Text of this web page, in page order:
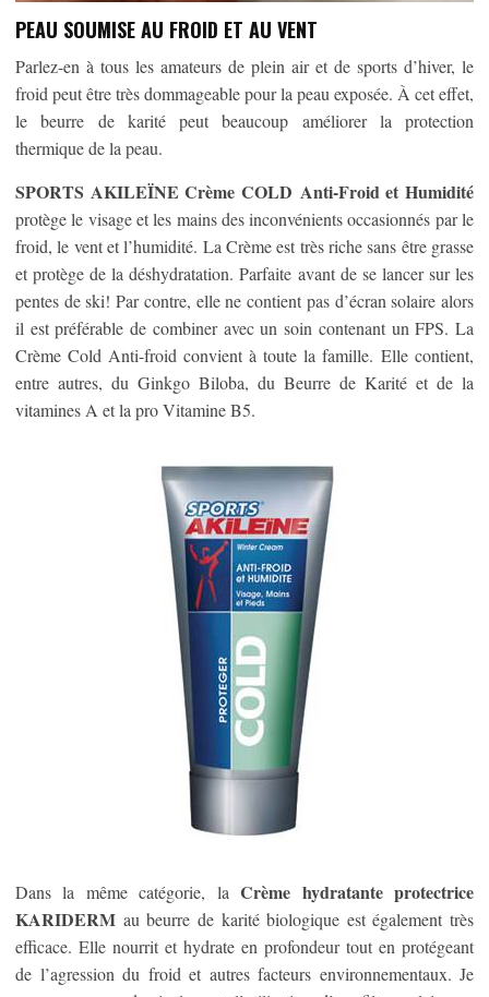
PEAU SOUMISE AU FROID ET AU VENT
Parlez-en à tous les amateurs de plein air et de sports d’hiver, le
froid peut être très dommageable pour la peau exposée. À cet effet,
le beurre de karité peut beaucoup améliorer la protection
thermique de la peau.
SPORTS AKILEÏNE Crème COLD Anti-Froid et Humidité
protège le visage et les mains des inconvénients occasionnés par le
froid, le vent et l’humidité. La Crème est très riche sans être grasse
et protège de la déshydratation. Parfaite avant de se lancer sur les
pentes de ski! Par contre, elle ne contient pas d’écran solaire alors
il est préférable de combiner avec un soin contenant un FPS. La
Crème Cold Anti-froid convient à toute la famille. Elle contient,
entre autres, du Ginkgo Biloba, du Beurre de Karité et de la
vitamines A et la pro Vitamine B5.
Dans la même catégorie, laCrème hydratante protectrice
KARIDERM au beurre de karité biologique est également très
efficace. Elle nourrit et hydrate en profondeur tout en protégeant
de l’agression du froid et autres facteurs environnementaux. Je